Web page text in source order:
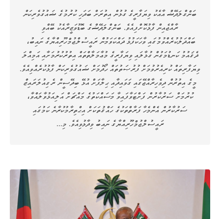
ބަންގްލަދޭޝް އާއެކު ވިޔަފާރީގެ ގުޅުން އިތުރަށް ބަދަހި ކުރުމުގެ ޝައުގުވެރިކަން
ރާއްޖެއިން ފާޅުކޮށްފިއެވެ. ބަންގްލަދޭޝްގެ ބޮޑުވަޒީރާއެކު ބޭއްވި
ބައްދަލުކުރެއްވުމުގައި ވާހަކަފުޅު ދައްކަވަމުން ރައީސުލްޖުމްހޫރިއްޔާގެ ނައިބު،
ދެޤައުމު ކަނޑުމަގުން ގުޅާލައި ވިޔަފާރީގެ މުޢާމަލާތްތައް އިތުރުކުރުމަށާއި އަމިއްލަ
ވިޔަފާރިތައް ކުރިއެރުވުމަށް ފުރުޞަތުތައް ހޯދުމަށް ޝައުގުވެރިކަން ފާޅުކުރެއްވިއެވެ.
މީގެ އިތުރުން ދިވެހިރާއްޖޭގައި ގަވައިދާއި ޙިލާފަށް އުޅޭ ބިދޭސީން ރެގިއުލަރައިޒް
ކުރުމަށް ސަރުކާރުން ފަށްޓަވާފައިވާ މަސައްކަތުގެ މައްޗަށް އަލިއަޅުވާލައްވާ،
ސަރުކާރުން އެންމެހާ ފަރާތްތަކުގެ ހައްޤުތަކަށް އިޙްތިރާމުކުރާނެ ކަމުގައި
ރައީސުލްޖުމްހޫރިއްޔާގެ ނައިބު ވިދާޅުވިއެވެ. މި…